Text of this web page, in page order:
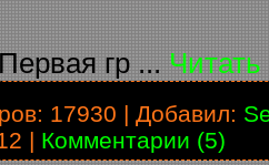
Первая гр ...
17930 | Добавил:
| Комментарии (5)